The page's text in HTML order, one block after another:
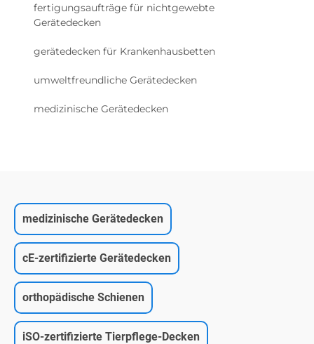
fertigungsaufträge für nichtgewebte
Gerätedecken
gerätedecken für Krankenhausbetten
umweltfreundliche Gerätedecken
medizinische Gerätedecken
medizinische Gerätedecken
cE-zertifizierte Gerätedecken
orthopädische Schienen
iSO-zertifizierte Tierpflege-Decken